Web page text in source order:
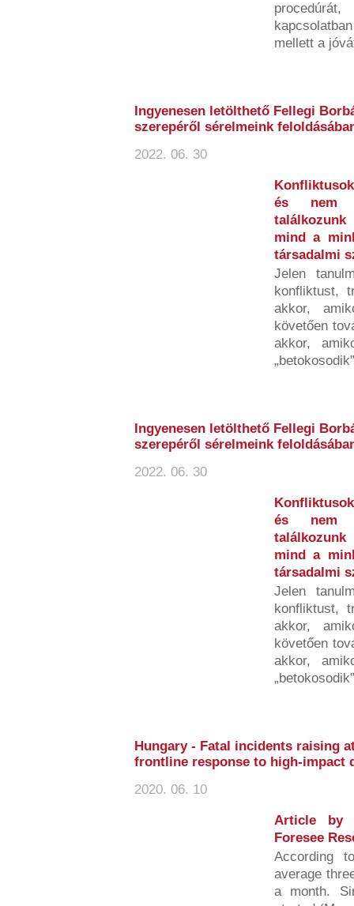
mellett a
Ingyenesen letölthető Fellegi
szerepéről sérelmeink
2022. 06. 30
és nem
találkozunk
mind a
társadalmi
Jelen
konfliktust,
akkor,
követően
akkor,
Ingyenesen letölthető Fellegi
szerepéről sérelmeink
2022. 06. 30
és nem
találkozunk
mind a
társadalmi
Jelen
konfliktust,
akkor,
követően
akkor,
Hungary - Fatal incidents raising
frontline response to high-impact
2020. 06. 10
Article by
Foresee
According
average
a month.